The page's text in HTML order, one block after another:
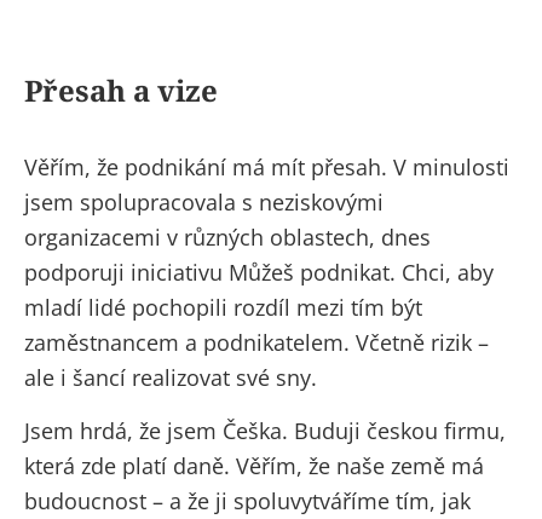
Přesah a vize
Věřím, že podnikání má mít přesah. V minulosti
jsem spolupracovala s neziskovými
organizacemi v různých oblastech, dnes
podporuji iniciativu Můžeš podnikat. Chci, aby
mladí lidé pochopili rozdíl mezi tím být
zaměstnancem a podnikatelem. Včetně rizik –
ale i šancí realizovat své sny.
Jsem hrdá, že jsem Češka. Buduji českou firmu,
která zde platí daně. Věřím, že naše země má
budoucnost – a že ji spoluvytváříme tím, jak